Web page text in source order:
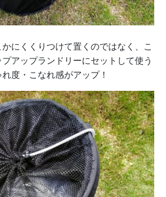
にくくりつけて置くのではなく、こ
アップランドリーにセットして使う
度・こなれ感がアップ！